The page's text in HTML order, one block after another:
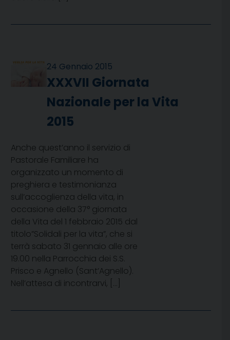
24 Gennaio 2015
XXXVII Giornata
Nazionale per la Vita
2015
Anche quest’anno il servizio di
Pastorale Familiare ha
organizzato un momento di
preghiera e testimonianza
sull’accoglienza della vita, in
occasione della 37° giornata
della Vita del 1 febbraio 2015 dal
titolo”Solidali per la vita”, che si
terrà sabato 31 gennaio alle ore
19.00 nella Parrocchia dei S.S.
Prisco e Agnello (Sant’Agnello).
Nell’attesa di incontrarvi, […]